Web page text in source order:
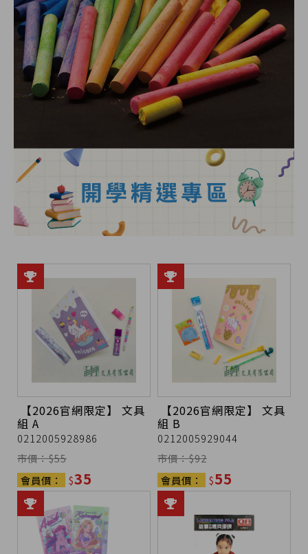
【2026官網限定】 文具
組 A
0212005928986
市價：$55
會員價： $35
【2026官網限定】 文具
組 B
0212005929044
市價：$92
會員價： $55